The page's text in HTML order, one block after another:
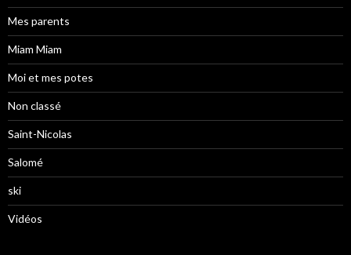
Mes parents
Miam Miam
Moi et mes potes
Non classé
Saint-Nicolas
Salomé
ski
Vidéos